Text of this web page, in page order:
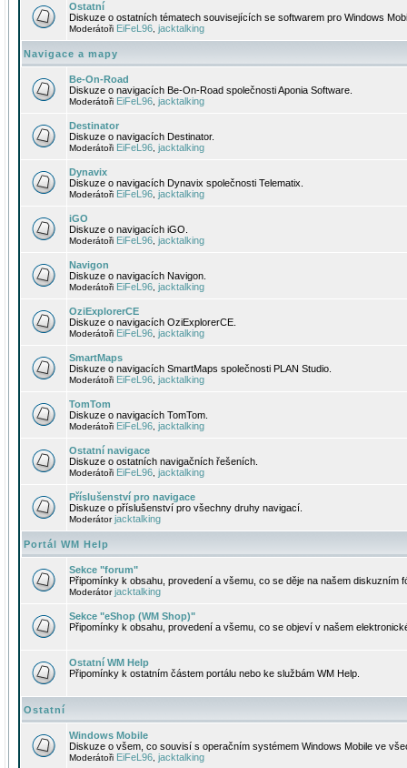
Ostatní
Diskuze o ostatních tématech souvisejících se softwarem pro Windows
Moderátoři EiFeL96 jacktalking
Navigace a mapy
Be-On-Road
Diskuze o navigacích Be-On-Road společnosti Aponia Software.
Moderátoři EiFeL96 jacktalking
Destinator
Diskuze o navigacích Destinator.
Moderátoři EiFeL96 jacktalking
Dynavix
Diskuze o navigacích Dynavix společnosti Telematix.
Moderátoři EiFeL96 jacktalking
iGO
Diskuze o navigacích iGO.
Moderátoři EiFeL96 jacktalking
Navigon
Diskuze o navigacích Navigon.
Moderátoři EiFeL96 jacktalking
OziExplorerCE
Diskuze o navigacích OziExplorerCE.
Moderátoři EiFeL96 jacktalking
SmartMaps
Diskuze o navigacích SmartMaps společnosti PLAN Studio.
Moderátoři EiFeL96 jacktalking
TomTom
Diskuze o navigacích TomTom.
Moderátoři EiFeL96 jacktalking
Ostatní navigace
Diskuze o ostatních navigačních řešeních.
Moderátoři EiFeL96 jacktalking
Příslušenství pro navigace
Diskuze o příslušenství pro všechny druhy navigací.
Moderátorjacktalking
Portál WM Help
Sekce "forum"
Připomínky k obsahu, provedení a všemu, co se děje na našem diskuzním
Moderátorjacktalking
Sekce "eShop (WM Shop)"
Připomínky k obsahu, provedení a všemu, co se objeví v našem
Ostatní WM Help
Připomínky k ostatním částem portálu nebo ke službám WM Help.
Ostatní
Windows Mobile
Diskuze o všem, co souvisí s operačním systémem Windows Mobile ve
Moderátoři EiFeL96 jacktalking